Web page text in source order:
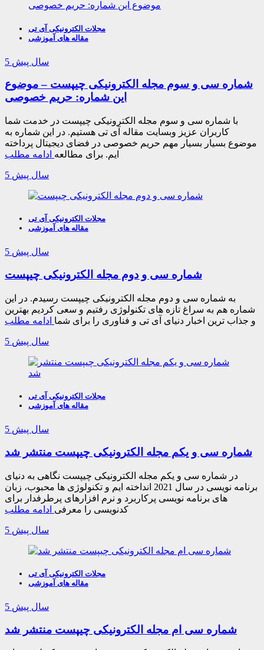
مجلات الکترونیکی آی تی
مقاله های آموزشی
5 سال پیش
شماره سی و سوم مجله الکترونیکی چیپست – موضوع
این شماره: حریم خصوصی
با شماره سی و سوم مجله الکترونیکی چیپست در خدمت شما
کاربران عزیز وبسایت مقاله آی تی هستیم. در این شماره به
موضوع بسیار بسیار مهم حریم خصوصی در فضای دیجیتال پرداخته
ایم. برای مطالعه ادامه مطلب
5 سال پیش
مجلات الکترونیکی آی تی
مقاله های آموزشی
5 سال پیش
شماره سی و دوم مجله الکترونیکی چیپست
به شماره سی و دوم مجله الکترونیکی چیپست رسیدم. در این
شماره هم به سراغ تازه های تکنولوژی رفتیم و سعی کردیم بهترین
و جذاب ترین اخبار دنیای آی تی و فناوری را برای شما ادامه مطلب
5 سال پیش
مجلات الکترونیکی آی تی
مقاله های آموزشی
5 سال پیش
شماره سی و یکم مجله الکترونیکی چیپست منتشر شد
در شماره سی و یکم مجله الکترونیکی چیپست نگاهی به دنیای
برنامه نویسی در سال 2021 انداخته ایم و تکنولوژی ها محبوب، زبان
های برنامه نویسی پرکاربرد و نرم افزارهای پرطرفدار برای
کدنویسی را معرفی ادامه مطلب
5 سال پیش
مجلات الکترونیکی آی تی
مقاله های آموزشی
5 سال پیش
شماره سی ام مجله الکترونیکی چیپست منتشر شد